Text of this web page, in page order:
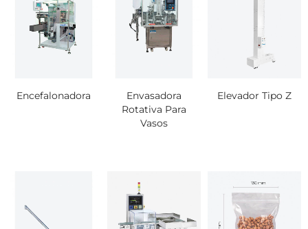
Encefalonadora
Envasadora
Rotativa Para
Vasos
Elevador Tipo Z